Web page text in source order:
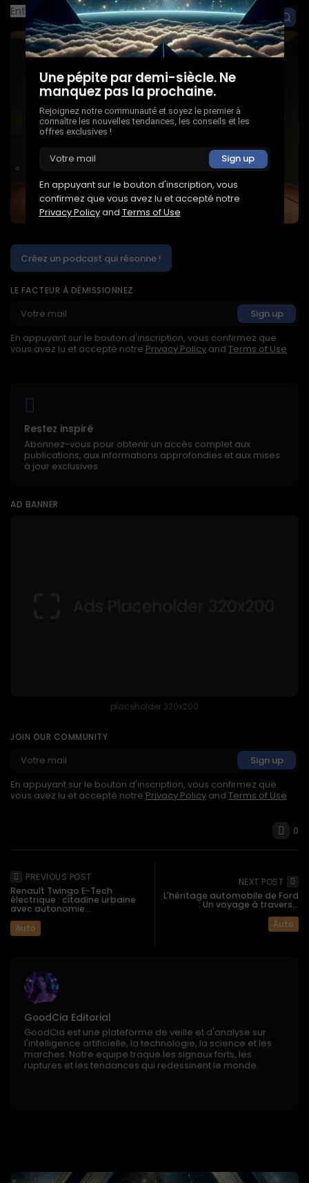
Créez un podcast qui résonne !
LE FACTEUR À DÉMISSIONNEZ
En appuyant sur le bouton d'inscription, vous confirmez que
vous avez lu et accepté notre Privacy Policy and Terms of Use
Restez inspiré
Abonnez-vous pour obtenir un accès complet aux
publications, aux informations approfondies et aux mises
à jour exclusives
AD BANNER
placeholder 320x200
JOIN OUR COMMUNITY
En appuyant sur le bouton d'inscription, vous confirmez que
vous avez lu et accepté notre Privacy Policy and Terms of Use
0
PREVIOUS POST
Renault Twingo E-Tech
électrique : citadine urbaine
avec autonomie...
Auto
NEXT POST
L'héritage automobile de Ford
: Un voyage à travers...
Auto
GoodCia Editorial
GoodCia est une plateforme de veille et d'analyse sur
l'intelligence artificielle, la technologie, la science et les
marches. Notre equipe traque les signaux forts, les
ruptures et les tendances qui redessinent le monde.
Une pépite par demi-siècle. Ne
manquez pas la prochaine.
Rejoignez notre communauté et soyez le premier à
connaître les nouvelles tendances, les conseils et les
offres exclusives !
En appuyant sur le bouton d'inscription, vous
confirmez que vous avez lu et accepté notre
Privacy Policyand Terms of Use